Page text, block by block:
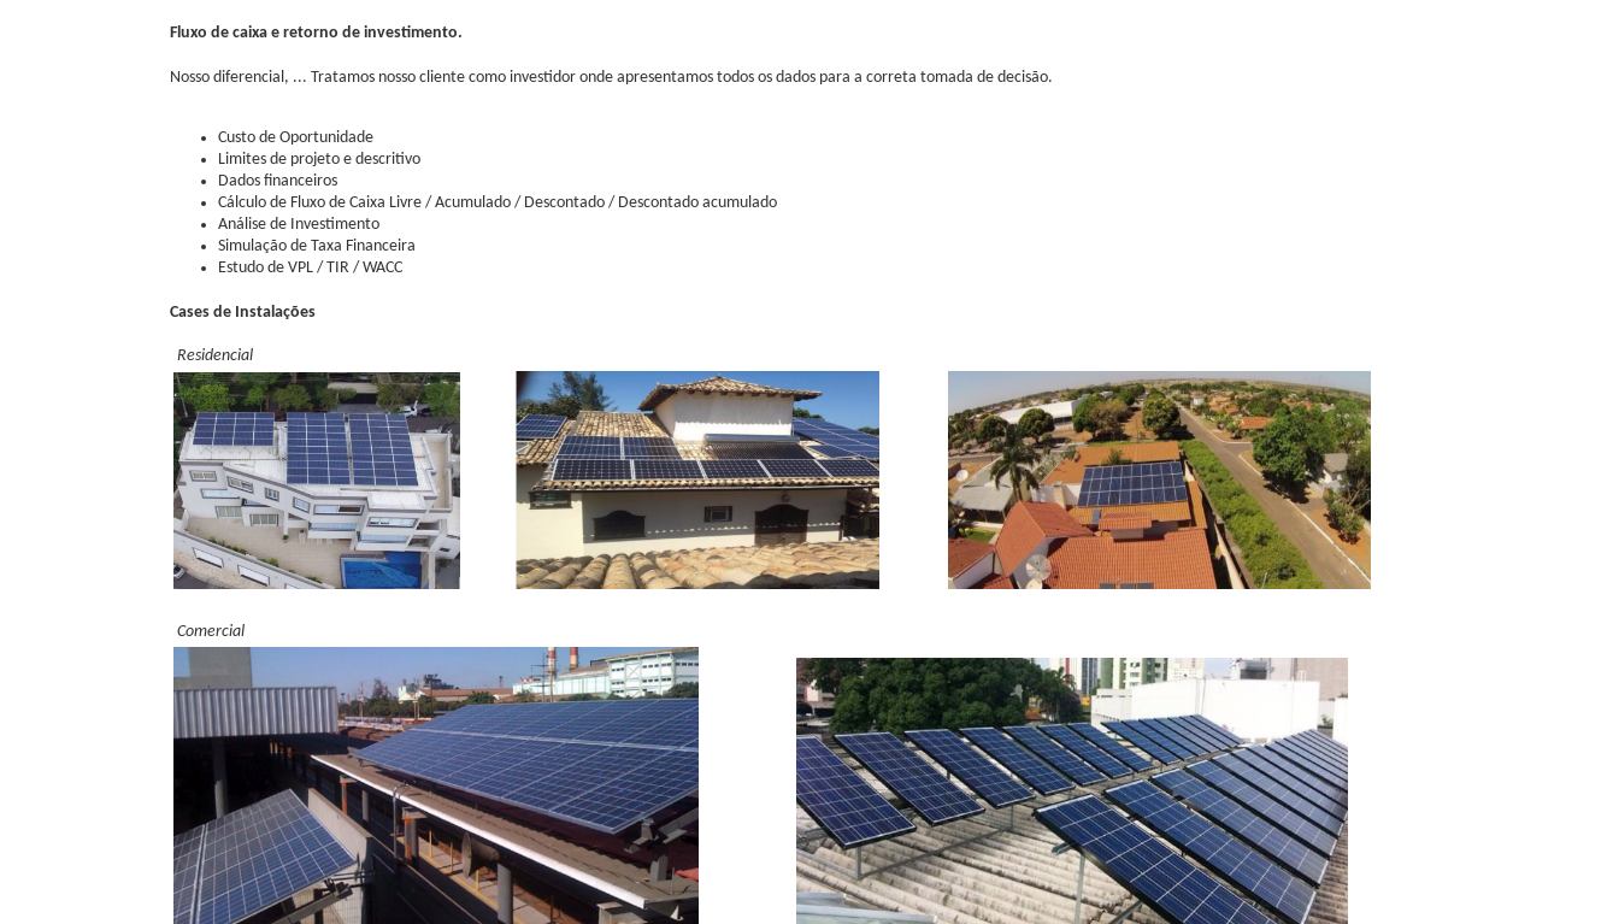
Fluxo de caixa e retorno de investimento.
Nosso diferencial, ... Tratamos nosso cliente como investidor onde apresentamos todos os dados para a correta tomada de decisão.
Custo de Oportunidade
Limites de projeto e descritivo
Dados financeiros
Cálculo de Fluxo de Caixa Livre / Acumulado / Descontado / Descontado acumulado
Análise de Investimento
Simulação de Taxa Financeira
Estudo de VPL / TIR / WACC
Cases de Instalações
Residencial
Comercial